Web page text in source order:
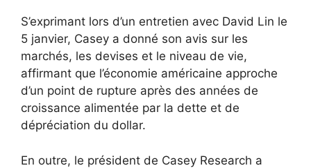
S’exprimant lors d’un entretien avec David Lin le
5 janvier, Casey a donné son avis sur les
marchés, les devises et le niveau de vie,
affirmant que l’économie américaine approche
d’un point de rupture après des années de
croissance alimentée par la dette et de
dépréciation du dollar.
En outre, le président de Casey Research a